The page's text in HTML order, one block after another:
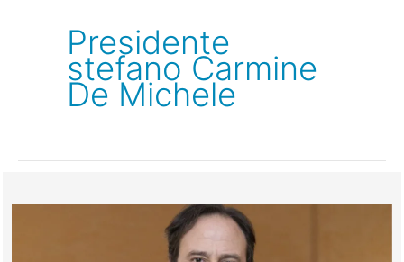
Presidente
stefano Carmine
De Michele